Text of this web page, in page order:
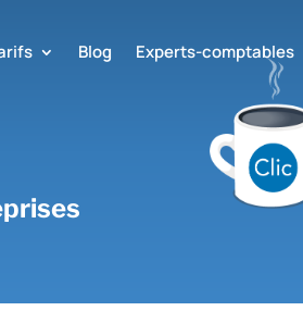
Blog Experts-comptables